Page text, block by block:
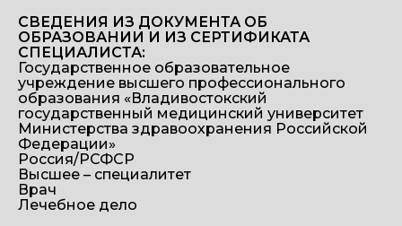
СВЕДЕНИЯ ИЗ ДОКУМЕНТА ОБ
ОБРАЗОВАНИИ И ИЗ СЕРТИФИКАТА
СПЕЦИАЛИСТА:
Государственное образовательное
учреждение высшего профессионального
образования «Владивостокский
государственный медицинский университет
Министерства здравоохранения Российской
Федерации»
Россия/РСФСР
Высшее – специалитет
Врач
Лечебное дело